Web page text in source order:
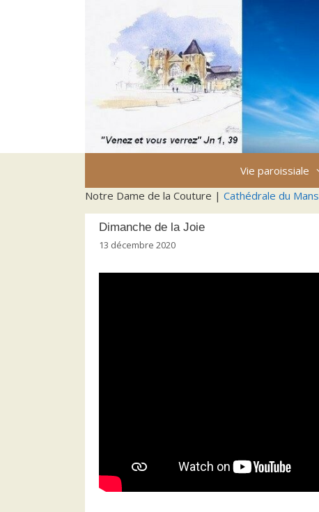
Vie paroissiale
Notre Dame de la Couture | Cathédrale du Mans
Dimanche de la Joie
13 décembre 2020